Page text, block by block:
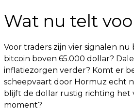
Wat nu telt
Voor traders zijn vier signalen nu
bitcoin boven 65.000 dollar?
inflatiezorgen verder? Komt er
scheepvaart door Hormuz echt
blijft de dollar rustig richting het
moment?